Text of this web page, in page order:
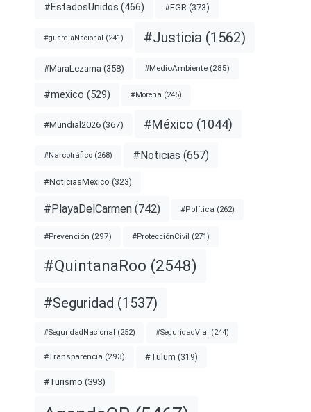
#EstadosUnidos (466) #FGR (373)
#guardiaNacional (241) #Justicia (1562)
#MaraLezama (358) #MedioAmbiente (285)
#mexico (529) #Morena (245)
#Mundial2026 (367) #México (1044)
#Narcotráfico (268) #Noticias (657)
#NoticiasMexico (323)
#PlayaDelCarmen (742) #Política (262)
#Prevención (297) #ProtecciónCivil (271)
#QuintanaRoo (2548)
#Seguridad (1537)
#SeguridadNacional (252) #SeguridadVial (244)
#Transparencia (293) #Tulum (319)
#Turismo (393)